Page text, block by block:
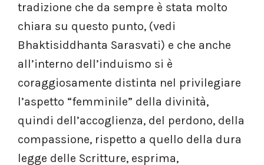
tradizione che da sempre è stata molto
chiara su questo punto, (vedi
Bhaktisiddhanta Sarasvati) e che anche
all’interno dell’induismo si è
coraggiosamente distinta nel privilegiare
l’aspetto “femminile” della divinità,
quindi dell’accoglienza, del perdono, della
compassione, rispetto a quello della dura
legge delle Scritture, esprima,